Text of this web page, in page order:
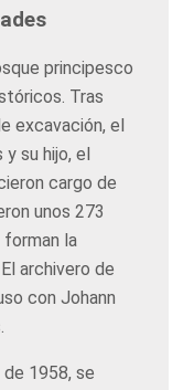
principesco
Tras
excavación, el
su hijo, el
cargo de
unos 273
forman la
archivero de
con Johann
1958, se